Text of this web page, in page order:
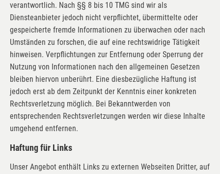
verantwortlich. Nach §§ 8 bis 10 TMG sind wir als
Diensteanbieter jedoch nicht verpflichtet, übermittelte oder
gespeicherte fremde Informationen zu überwachen oder nach
Umständen zu forschen, die auf eine rechtswidrige Tätigkeit
hinweisen. Verpflichtungen zur Entfernung oder Sperrung der
Nutzung von Informationen nach den allgemeinen Gesetzen
bleiben hiervon unberührt. Eine diesbezügliche Haftung ist
jedoch erst ab dem Zeitpunkt der Kenntnis einer konkreten
Rechtsverletzung möglich. Bei Bekanntwerden von
entsprechenden Rechtsverletzungen werden wir diese Inhalte
umgehend entfernen.
Haftung für Links
Unser Angebot enthält Links zu externen Webseiten Dritter, auf